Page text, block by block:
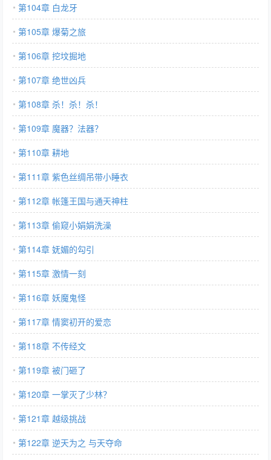
第104章 白龙牙
第105章 爆菊之旅
第106章 挖坟掘地
第107章 绝世凶兵
第108章 杀！杀！杀！
第109章 魔器？法器？
第110章 耕地
第111章 紫色丝绸吊带小睡衣
第112章 帐篷王国与通天神柱
第113章 偷窥小娟娟洗澡
第114章 妩媚的勾引
第115章 激情一刻
第116章 妖魔鬼怪
第117章 情窦初开的爱恋
第118章 不传经文
第119章 被门砸了
第120章 一掌灭了少林？
第121章 越级挑战
第122章 逆天为之 与天夺命